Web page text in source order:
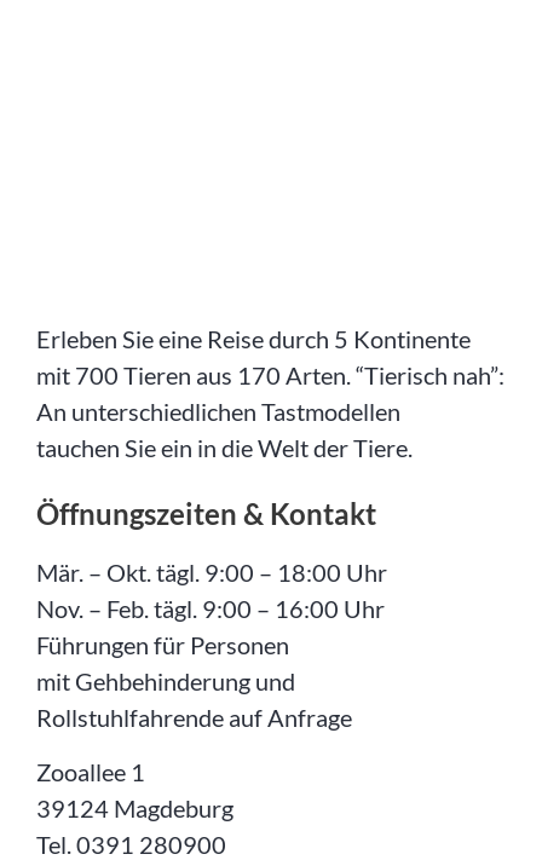
Erleben Sie eine Reise durch 5 Kontinente
mit 700 Tieren aus 170 Arten. “Tierisch nah”:
An unterschiedlichen Tastmodellen
tauchen Sie ein in die Welt der Tiere.
Öffnungszeiten & Kontakt
Mär. – Okt. tägl. 9:00 – 18:00 Uhr
Nov. – Feb. tägl. 9:00 – 16:00 Uhr
Führungen für Personen
mit Gehbehinderung und
Rollstuhlfahrende auf Anfrage
Zooallee 1
39124 Magdeburg
Tel. 0391 280900